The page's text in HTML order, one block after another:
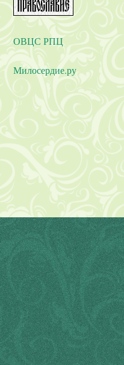
ОВЦС РПЦ
Милосердие.ру